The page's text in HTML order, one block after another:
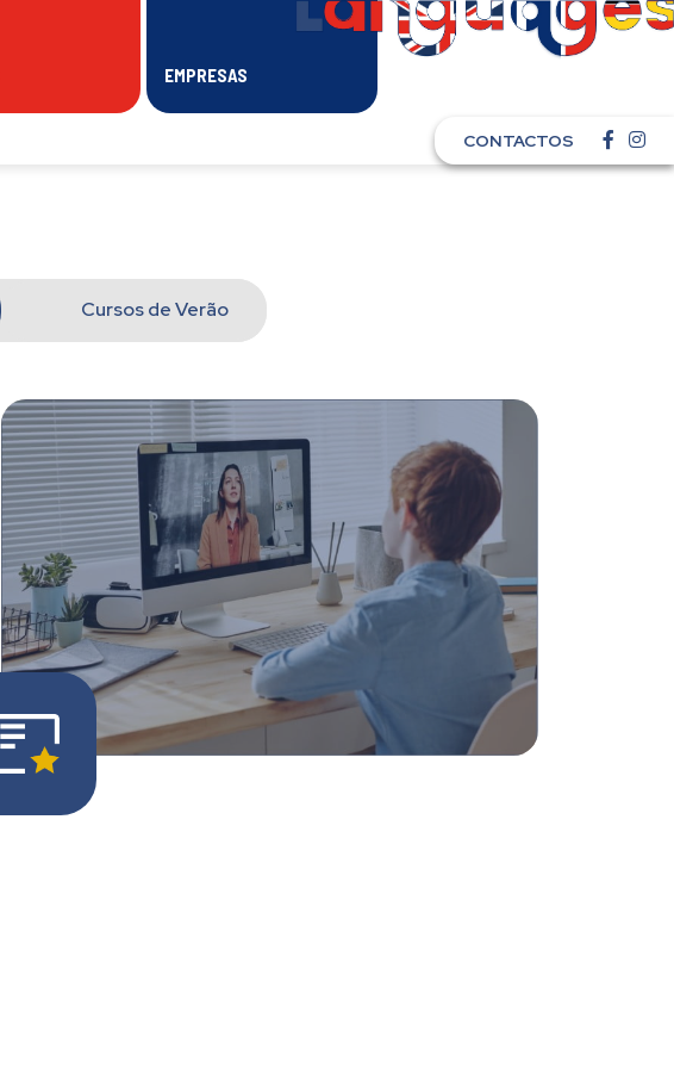
EMPRESAS
CONTACTOS
Cursos de Verão